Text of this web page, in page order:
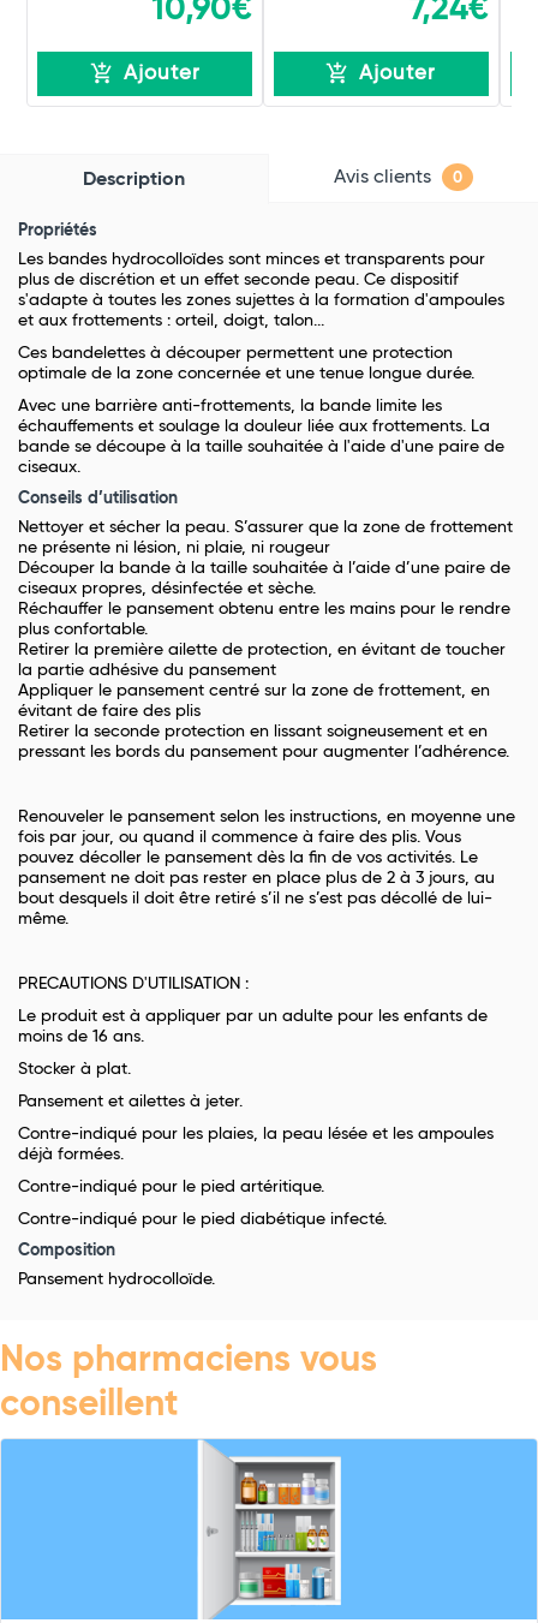
10,90€
Ajouter
7,24€
Ajouter
Description Avis clients 0
Propriétés
Les bandes hydrocolloïdes sont minces et transparents pour
plus de discrétion et un effet seconde peau. Ce dispositif
s'adapte à toutes les zones sujettes à la formation d'ampoules
et aux frottements : orteil, doigt, talon...
Ces bandelettes à découper permettent une protection
optimale de la zone concernée et une tenue longue durée.
Avec une barrière anti-frottements, la bande limite les
échauffements et soulage la douleur liée aux frottements. La
bande se découpe à la taille souhaitée à l'aide d'une paire de
ciseaux.
Conseils d’utilisation
Nettoyer et sécher la peau. S’assurer que la zone de frottement
ne présente ni lésion, ni plaie, ni rougeur
Découper la bande à la taille souhaitée à l’aide d’une paire de
ciseaux propres, désinfectée et sèche.
Réchauffer le pansement obtenu entre les mains pour le rendre
plus confortable.
Retirer la première ailette de protection, en évitant de toucher
la partie adhésive du pansement
Appliquer le pansement centré sur la zone de frottement, en
évitant de faire des plis
Retirer la seconde protection en lissant soigneusement et en
pressant les bords du pansement pour augmenter l’adhérence.
Renouveler le pansement selon les instructions, en moyenne une
fois par jour, ou quand il commence à faire des plis. Vous
pouvez décoller le pansement dès la fin de vos activités. Le
pansement ne doit pas rester en place plus de 2 à 3 jours, au
bout desquels il doit être retiré s’il ne s’est pas décollé de lui-
même.
PRECAUTIONS D'UTILISATION :
Le produit est à appliquer par un adulte pour les enfants de
moins de 16 ans.
Stocker à plat.
Pansement et ailettes à jeter.
Contre-indiqué pour les plaies, la peau lésée et les ampoules
déjà formées.
Contre-indiqué pour le pied artéritique.
Contre-indiqué pour le pied diabétique infecté.
Composition
Pansement hydrocolloïde.
Nos pharmaciens vous
conseillent